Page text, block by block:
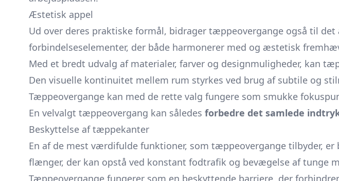
Æstetisk appel
Ud over deres praktiske formål, bidrager tæppeovergange også til
forbindelseselementer, der både harmonerer med og æstetisk
Med et bredt udvalg af materialer, farver og designmuligheder, kan
Den visuelle kontinuitet mellem rum styrkes ved brug af subtile og
Tæppeovergange kan med de rette valg fungere som smukke
En velvalgt tæppeovergang kan således forbedre det samlede
Beskyttelse af tæppekanter
En af de mest værdifulde funktioner, som tæppeovergange tilbyder,
flænger, der kan opstå ved konstant fodtrafik og bevægelse af tunge
Tæppeovergange fungerer som en beskyttende barriere, der